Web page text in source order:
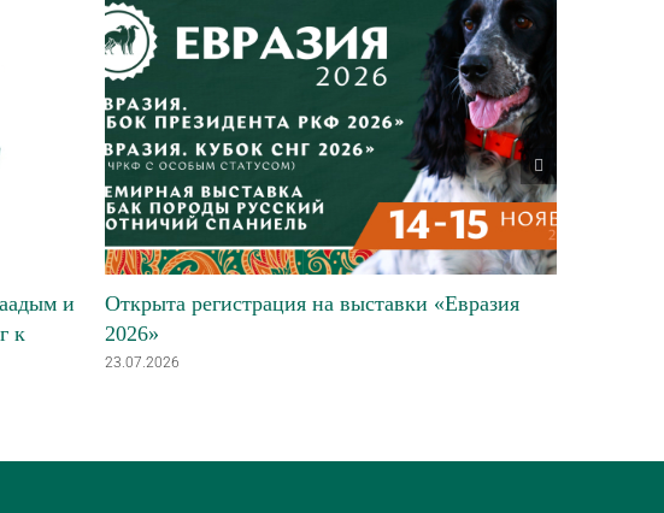
и
к
Открыта регистрация на выставки «Евразия
2026»
23.07.2026